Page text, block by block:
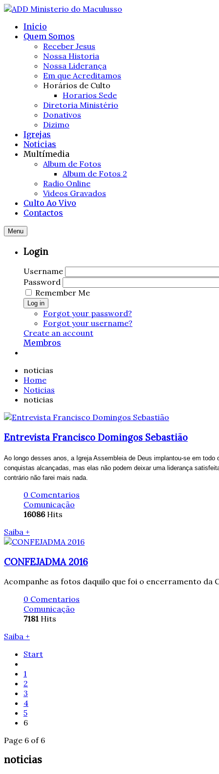
Inicio
Quem Somos
Receber Jesus
Nossa Historia
Nossa Liderança
Em que Acreditamos
Horários de Culto
Horarios Sede
Diretoria Ministério
Donativos
Dizimo
Igrejas
Noticias
Multímedia
Album de Fotos
Album de Fotos 2
Radio Online
Videos Gravados
Culto Ao Vivo
Contactos
Menu
Login
Username
Password
Remember Me
Log in
Forgot your password?
Forgot your username?
Create an account
Membros
noticias
Home
Noticias
noticias
Entrevista Francisco Domingos Sebastião
Ao longo desses anos, a Igreja Assembleia de Deus implantou-se em
conquistas alcançadas, mas elas não podem deixar uma liderança
contrário não farei mais nada.
0 Comentarios
Comunicação
16086Hits
Saiba +
CONFEJADMA 2016
Acompanhe as fotos daquilo que foi o encerramento da
0 Comentarios
Comunicação
7181 Hits
Saiba +
Start
1
2
3
4
5
6
Page 6 of 6
noticias